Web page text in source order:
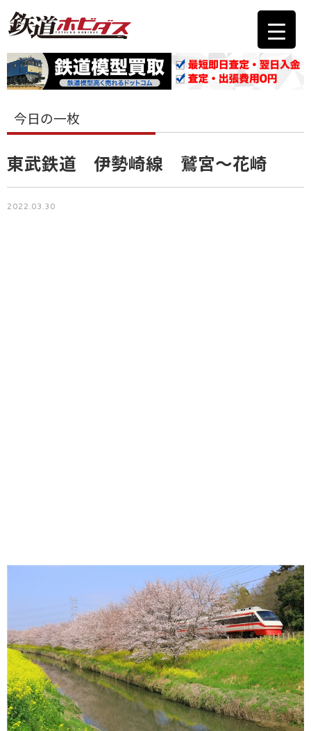
今日の一枚
東武鉄道 伊勢崎線 鷲宮～花崎
2022.03.30